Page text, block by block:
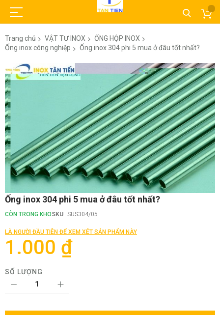
Trang chủ VẬT TƯ INOX
ỐNG HỘP INOX
Ống inox công nghiệp
Ống inox 304 phi 5 mua ở đâu tốt nhất?
Chuyển
đến
phần
đầu
của
thư
viện
hình
ảnh
Chuyển
đến
phần
của
thư
hình
Ống inox 304 phi 5 mua ở đâu tốt nhất?
CÒN TRONG KHOSKU SUS304/05
LÀ NGƯỜI ĐẦU TIÊN ĐỂ XEM XÉT SẢN PHẨM NÀY
1.000 ₫
SỐ LƯỢNG